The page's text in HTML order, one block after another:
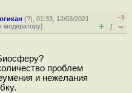
(?), 01:33, 12/03/2021
модератору]
–1
+ / –
проблем
и нежелания